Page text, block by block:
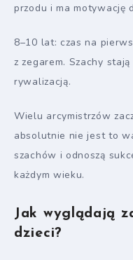
przodu i ma motywację
8–10 lat: czas na
z zegarem. Szachy
rywalizacją.
Wielu arcymistrzów
absolutnie nie jest to
szachów i odnoszą
każdym wieku.
Jak wyglądają
dzieci?